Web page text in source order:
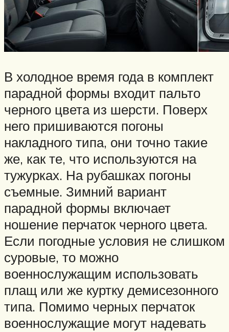
В холодное время года в комплект
парадной формы входит пальто
черного цвета из шерсти. Поверх
него пришиваются погоны
накладного типа, они точно такие
же, как те, что используются на
тужурках. На рубашках погоны
съемные. Зимний вариант
парадной формы включает
ношение перчаток черного цвета.
Если погодные условия не слишком
суровые, то можно
военнослужащим использовать
плащ или же куртку демисезонного
типа. Помимо черных перчаток
военнослужащие могут надевать